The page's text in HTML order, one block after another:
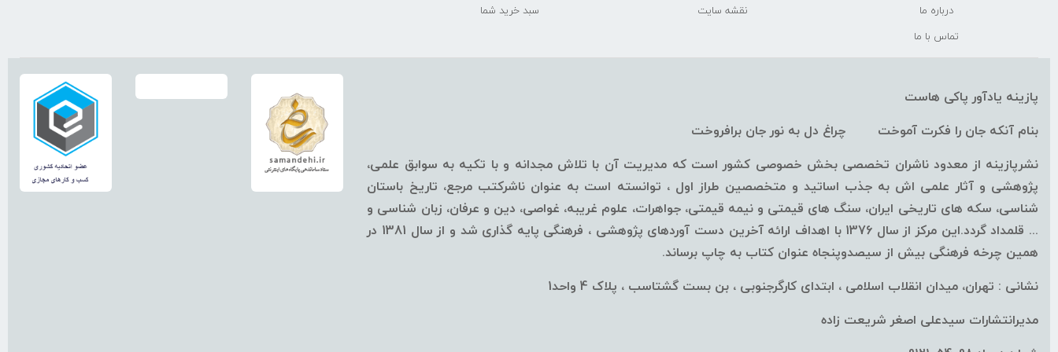
درباره ما
تماس با ما
نقشه سایت
سبد خرید شما
پازینه یادآور پاکی هاست
بنام آنکه جان را فکرت آموخت چراغ دل به نور جان برافروخت
نشرپازینه از معدود ناشران تخصصی بخش خصوصی کشور است که مدیریت آن با تلاش مجدانه و با تکیه به سوابق علمی،
پژوهشی و آثار علمی اش به جذب اساتید و متخصصین طراز اول ، توانسته است به عنوان ناشرکتب مرجع، تاریخ باستان
شناسی، سکه های تاریخی ایران، سنگ های قیمتی و نیمه قیمتی، جواهرات، علوم غریبه، غواصی، دین و عرفان، زبان شناسی و
... قلمداد گردد.این مرکز از سال 1376 با اهداف ارائه آخرین دست آوردهای پژوهشی ، فرهنگی پایه گذاری شد و از سال 1381 در
همین چرخه فرهنگی بیش از سیصدوپنجاه عنوان کتاب به چاپ برساند.
نشانی : تهران، میدان انقلاب اسلامی ، ابتدای کارگرجنوبی ، بن بست گشتاسب ، پلاک 4 واحد1
مدیرانتشارات سیدعلی اصغر شریعت زاده